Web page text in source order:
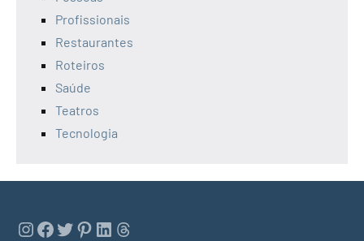
Profissionais
Restaurantes
Roteiros
Saúde
Teatros
Tecnologia
Instagram
Facebook
Twitter
Pinterest
LinkedIn
Threads